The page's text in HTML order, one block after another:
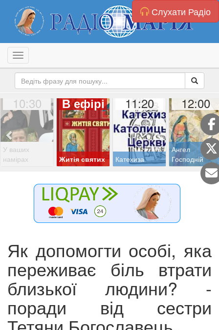
Слухати Радіо
Toggle navigation
10:30
У ваших
намірах
В ефірі
Житія святих
11:20
Катехиза
12:00
Ангел
Господній
Як допомогти особі, яка
переживає біль втрати
близької людини? -
поради від сестри